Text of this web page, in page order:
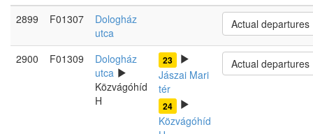
2899
F01307
Dologház
utca
Actual departures
2900 F01309
Dologház
utca
Közvágóhíd
H
23
Jászai Mari
tér
24
Közvágóhíd
Actual departures